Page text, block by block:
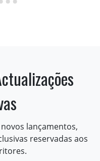
lançamentos,
reservadas aos